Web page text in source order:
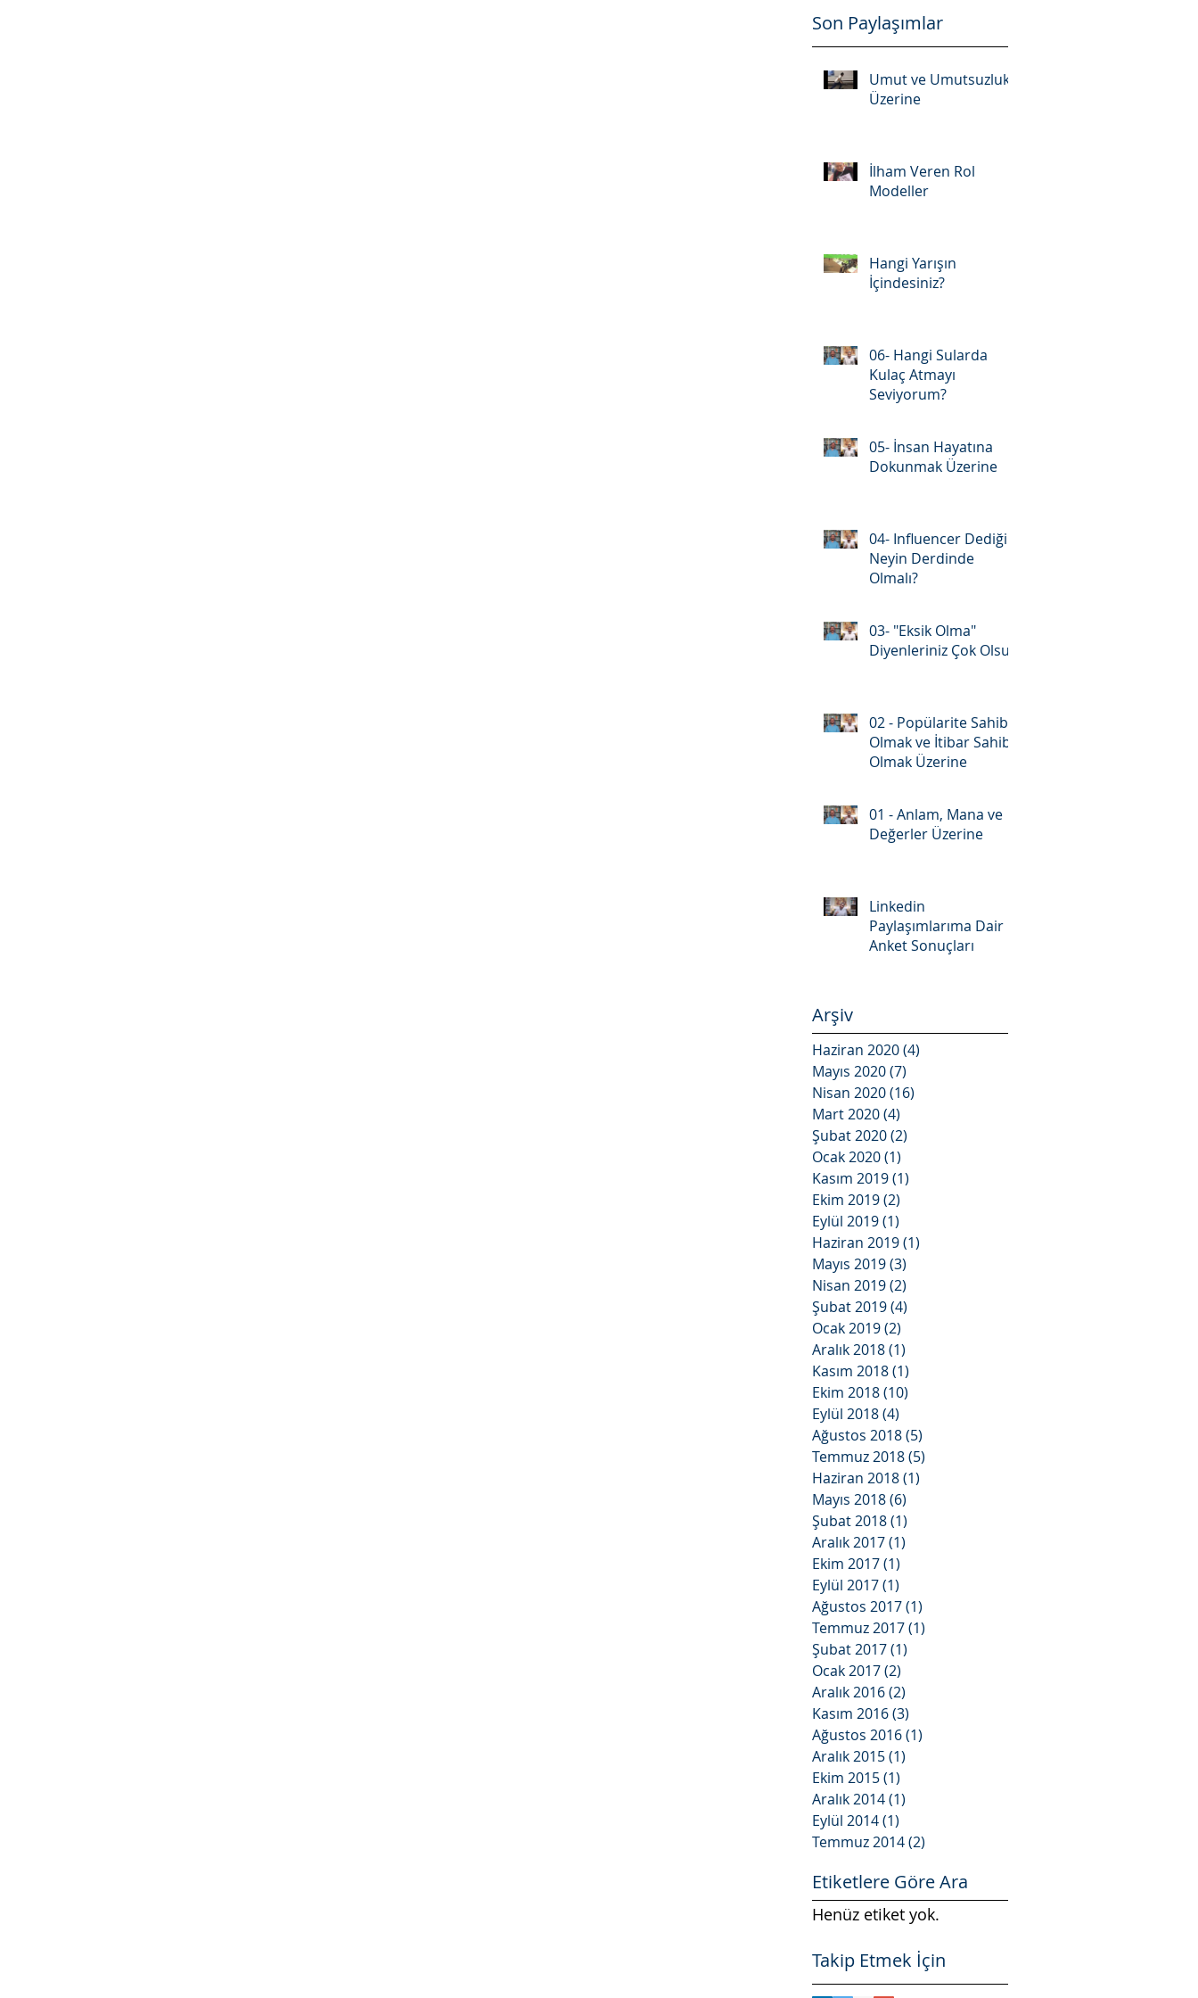
Son Paylaşımlar
Umut ve Umutsuzluk
Üzerine
İlham Veren Rol
Modeller
Hangi Yarışın
İçindesiniz?
06- Hangi Sularda
Kulaç Atmayı
Seviyorum?
05- İnsan Hayatına
Dokunmak Üzerine
04- Influencer Dediğin
Neyin Derdinde
Olmalı?
03- "Eksik Olma"
Diyenleriniz Çok Olsun
02 - Popülarite Sahibi
Olmak ve İtibar Sahibi
Olmak Üzerine
01 - Anlam, Mana ve
Değerler Üzerine
Linkedin
Paylaşımlarıma Dair
Anket Sonuçları
Arşiv
Haziran 2020(4)
Mayıs 2020(7)
Nisan 2020(16)
Mart 2020(4)
Şubat 2020(2)
Ocak 2020(1)
Kasım 2019(1)
Ekim 2019(2)
Eylül 2019(1)
Haziran 2019(1)
Mayıs 2019(3)
Nisan 2019(2)
Şubat 2019(4)
Ocak 2019(2)
Aralık 2018(1)
Kasım 2018(1)
Ekim 2018(10)
Eylül 2018(4)
Ağustos 2018(5)
Temmuz 2018(5)
Haziran 2018(1)
Mayıs 2018(6)
Şubat 2018(1)
Aralık 2017(1)
Ekim 2017(1)
Eylül 2017(1)
Ağustos 2017(1)
Temmuz 2017(1)
Şubat 2017(1)
Ocak 2017(2)
Aralık 2016(2)
Kasım 2016(3)
Ağustos 2016(1)
Aralık 2015(1)
Ekim 2015(1)
Aralık 2014(1)
Eylül 2014(1)
Temmuz 2014(2)
Etiketlere Göre Ara
Henüz etiket yok.
Takip Etmek İçin